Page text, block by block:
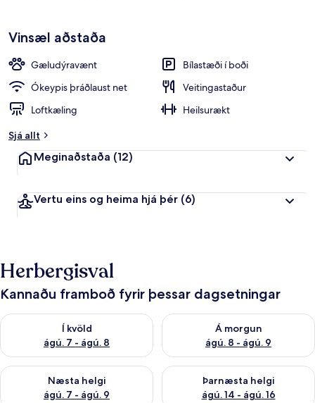
Vinsæl aðstaða
Gæludýravænt
Bílastæði í boði
Ókeypis þráðlaust net
Veitingastaður
Loftkæling
Heilsurækt
Sjá allt
Meginaðstaða (12)
Vertu eins og heima hjá þér (6)
Herbergisval
Kannaðu framboð fyrir þessar dagsetningar
Í kvöld
ágú. 7 - ágú. 8
Athuga framboð í kvöld ágú. 7 - ágú. 8
Á morgun
ágú. 8 - ágú. 9
Athuga framboð á morgun
Næsta helgi
ágú. 7 - ágú. 9
Athuga framboð næstu helgi ágú. 7 - ágú. 9
Þarnæsta helgi
ágú. 14 - ágú. 16
Athuga framboð þarnæstu